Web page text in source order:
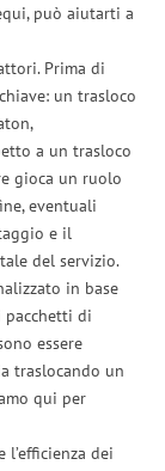
può aiutarti a
Prima di
un trasloco
a un trasloco
gioca un ruolo
eventuali
e il
del servizio.
in base
pacchetti di
essere
traslocando un
qui per
l’efficienza dei